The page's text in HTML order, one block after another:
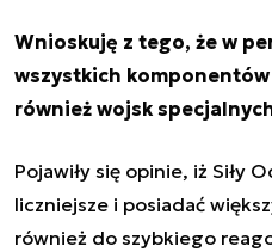
Wnioskuję z tego, że w
wszystkich komponentów
również wojsk
Pojawiły się opinie, iż Siły
liczniejsze i posiadać
również do szybkiego